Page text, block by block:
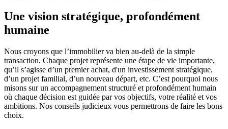
Une vision stratégique, profondément
humaine
Nous croyons que l’immobilier va bien au-delà de la simple
transaction. Chaque projet représente une étape de vie importante,
qu’il s’agisse d’un premier achat, d'un investissement stratégique,
d’un projet familial, d’un nouveau départ, etc. C’est pourquoi nous
misons sur un accompagnement structuré et profondément humain
où chaque décision est guidée par vos objectifs, votre réalité et vos
ambitions. Nos conseils judicieux vous permettrons de faire les bons
choix.